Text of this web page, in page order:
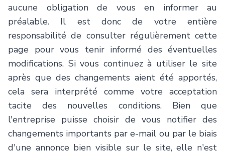
aucune obligation de vous en informer au
préalable. Il est donc de votre entière
responsabilité de consulter régulièrement cette
page pour vous tenir informé des éventuelles
modifications. Si vous continuez à utiliser le site
après que des changements aient été apportés,
cela sera interprété comme votre acceptation
tacite des nouvelles conditions. Bien que
l'entreprise puisse choisir de vous notifier des
changements importants par e-mail ou par le biais
d'une annonce bien visible sur le site, elle n'est